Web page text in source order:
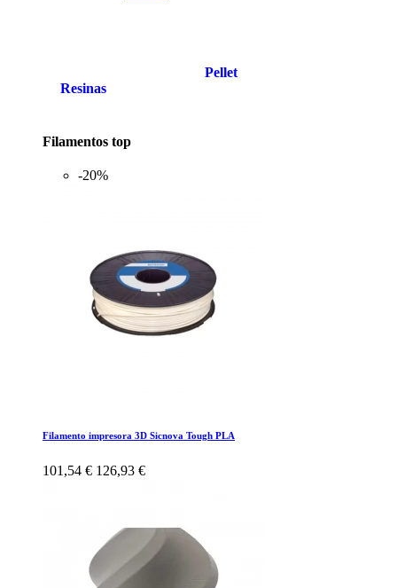
Resinas
Pellet
Filamentos top
-20%
Filamento impresora 3D Sicnova Tough PLA
101,54 € 126,93 €